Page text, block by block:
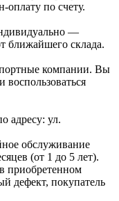
по счету.
—
ближайшего склада.
компании. Вы
адресу: ул.
обслуживание
(от 1 до 5 лет).
приобретенном
дефект, покупатель